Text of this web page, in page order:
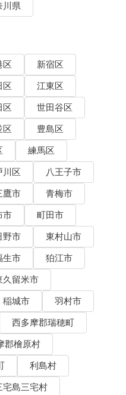
川県
区
新宿区
区
江東区
区
世田谷区
区
豊島区
練馬区
川区
八王子市
鷹市
青梅市
市
町田市
野市
東村山市
生市
狛江市
久留米市
稲城市
羽村市
西多摩郡瑞穂町
郡檜原村
利島村
宅島三宅村